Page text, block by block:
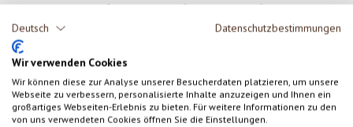
Deutsch Datenschutzbestimmungen
Wir verwenden Cookies
Wir können diese zur Analyse unserer Besucherdaten platzieren, um unsere
Webseite zu verbessern, personalisierte Inhalte anzuzeigen und Ihnen ein
großartiges Webseiten-Erlebnis zu bieten. Für weitere Informationen zu den
von uns verwendeten Cookies öffnen Sie die Einstellungen.
VollMILCHpulver*, Kakaobutter*, Kakaomasse*, Emulgator
SOJAlecithin*/ Getreidebällchen* aus Maisgries*,
WEIZENvollkornmehl*, Rohrohrzucker*, Meersalz,
Überzugsmittel Gummi Arabicum*, Honig*), Rohrohrzucker*
*aus kontrolliert biologischem Anbau